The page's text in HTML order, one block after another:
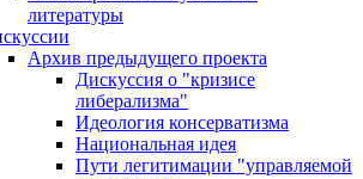
литературы
Архив предыдущего проекта
Дискуссия о "кризисе
либерализма"
Идеология консерватизма
Национальная идея
Пути легитимации "управляемой